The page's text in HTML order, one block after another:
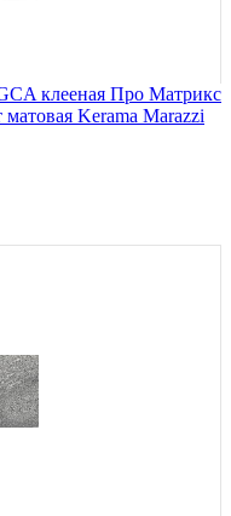
клееная Про Матрикс
Kerama Marazzi